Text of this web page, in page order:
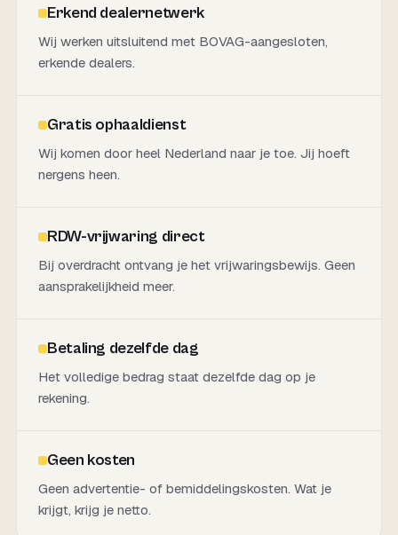
Erkend dealernetwerk
Wij werken uitsluitend met BOVAG-aangesloten,
erkende dealers.
Gratis ophaaldienst
Wij komen door heel Nederland naar je toe. Jij hoeft
nergens heen.
RDW-vrijwaring direct
Bij overdracht ontvang je het vrijwaringsbewijs. Geen
aansprakelijkheid meer.
Betaling dezelfde dag
Het volledige bedrag staat dezelfde dag op je
rekening.
Geen kosten
Geen advertentie- of bemiddelingskosten. Wat je
krijgt, krijg je netto.